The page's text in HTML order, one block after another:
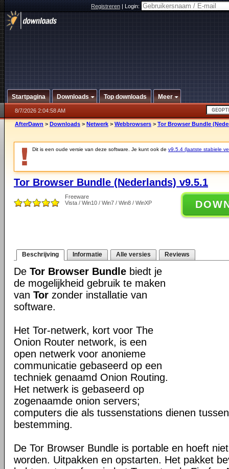
Registreren|Login:
Startpagina Downloads Top downloads Meer
8/7/2026 2:04:58 AM
AfterDawn > Downloads > Netwerk > Webbrowsers > Tor Browser Bundle
Dit is een oude versie van deze software. Je kunt ook de v9.5.4 (laatste stabiele
Tor Browser Bundle (Nederlands) v9.5.1
Freeware
Vista / Win10 / Win7 / Win8 / WinXP
Beschrijving Informatie Alle versies Reviews
De Tor Browser Bundle biedt je
de mogelijkheid gebruik te maken
van Tor zonder installatie van
software.
Het Tor-netwerk, kort voor The
Onion Router network, is een
open netwerk voor anonieme
communicatie gebaseerd op een
techniek genaamd Onion Routing.
Het netwerk is gebaseerd op
zogenaamde onion servers;
computers die als tussenstations dienen
bestemming.
De Tor Browser Bundle is portable en hoeft
worden. Uitpakken en opstarten. Het pakket